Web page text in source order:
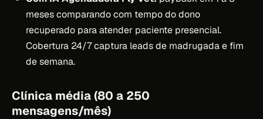
meses comparando com tempo do dono
recuperado para atender paciente presencial.
Cobertura 24/7 captura leads de madrugada e fim
de semana.
Clínica média (80 a 250
mensagens/mês)